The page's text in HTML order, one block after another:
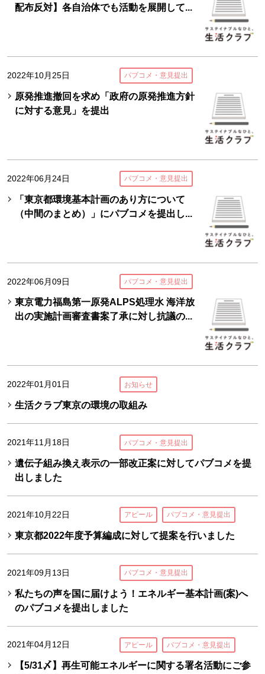
配布反対】各自治体でも活動を展開して...
2022年10月25日 パブコメ・意見提出
原発推進撤回を求め「政府の原発推進方針
に対する意見」を提出
2022年06月24日 パブコメ・意見提出
「東京都環境基本計画のあり方について
（中間のまとめ）」にパブコメを提出し...
2022年06月09日 パブコメ・意見提出
東京電力福島第一原発ALPS処理水 海洋放
出の実施計画審査書案了承に対し抗議の...
2022年01月01日 お知らせ
生活クラブ東京の環境の取組み
2021年11月18日 パブコメ・意見提出
遺伝子組み換え表示の一部改正案に対してパブコメを提
出しました
2021年10月22日 アピール パブコメ・意見提出
東京都2022年度予算編成に対して提案を行いました
2021年09月13日 パブコメ・意見提出
私たちの声を国に届けよう！エネルギー基本計画(案)へ
のパブコメを提出しました
2021年04月12日 アピール パブコメ・意見提出
【5/31〆】再生可能エネルギーに関する署名活動にご参